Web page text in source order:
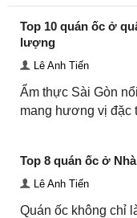
Top 10 quán ốc ở
lượng
Lê Anh Tiến
Ẩm thực Sài Gòn
mang hương vị đặc
Top 8 quán ốc ở
Lê Anh Tiến
Quán ốc không chỉ